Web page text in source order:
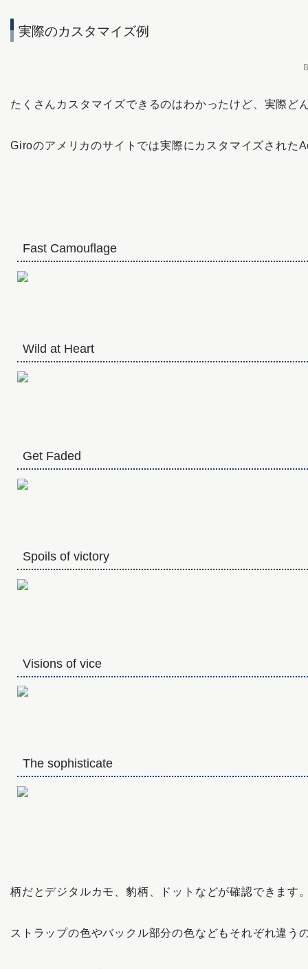
実際のカスタマイズ例
たくさんカスタマイズできるのはわかったけど、実際ど
Giroのアメリカのサイトでは実際にカスタマイズされた
Fast Camouflage
Wild at Heart
Get Faded
Spoils of victory
Visions of vice
The sophisticate
柄だとデジタルカモ、豹柄、ドットなどが確認できます
ストラップの色やバックル部分の色などもそれぞれ違う